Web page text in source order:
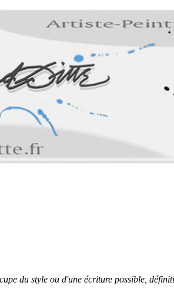
du style ou d'une écriture possible,